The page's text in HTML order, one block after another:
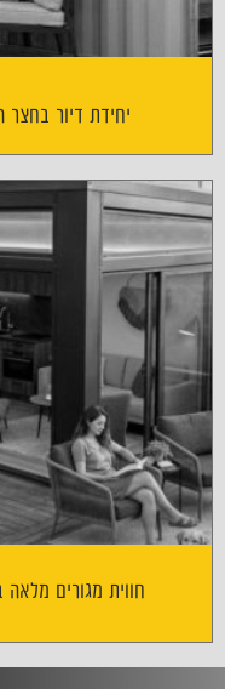
יחידת דיור בחצר
חווית מגורים מלאה